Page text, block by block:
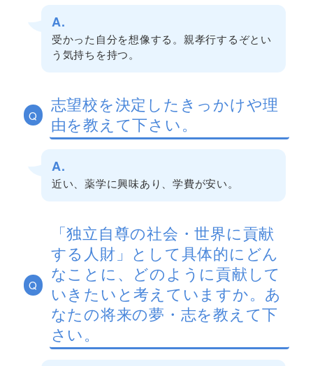
A.
受かった自分を想像する。親孝行するぞとい
う気持ちを持つ。
Q
志望校を決定したきっかけや理
由を教えて下さい。
A.
近い、薬学に興味あり、学費が安い。
Q
「独立自尊の社会・世界に貢献
する人財」として具体的にどん
なことに、どのように貢献して
いきたいと考えていますか。あ
なたの将来の夢・志を教えて下
さい。